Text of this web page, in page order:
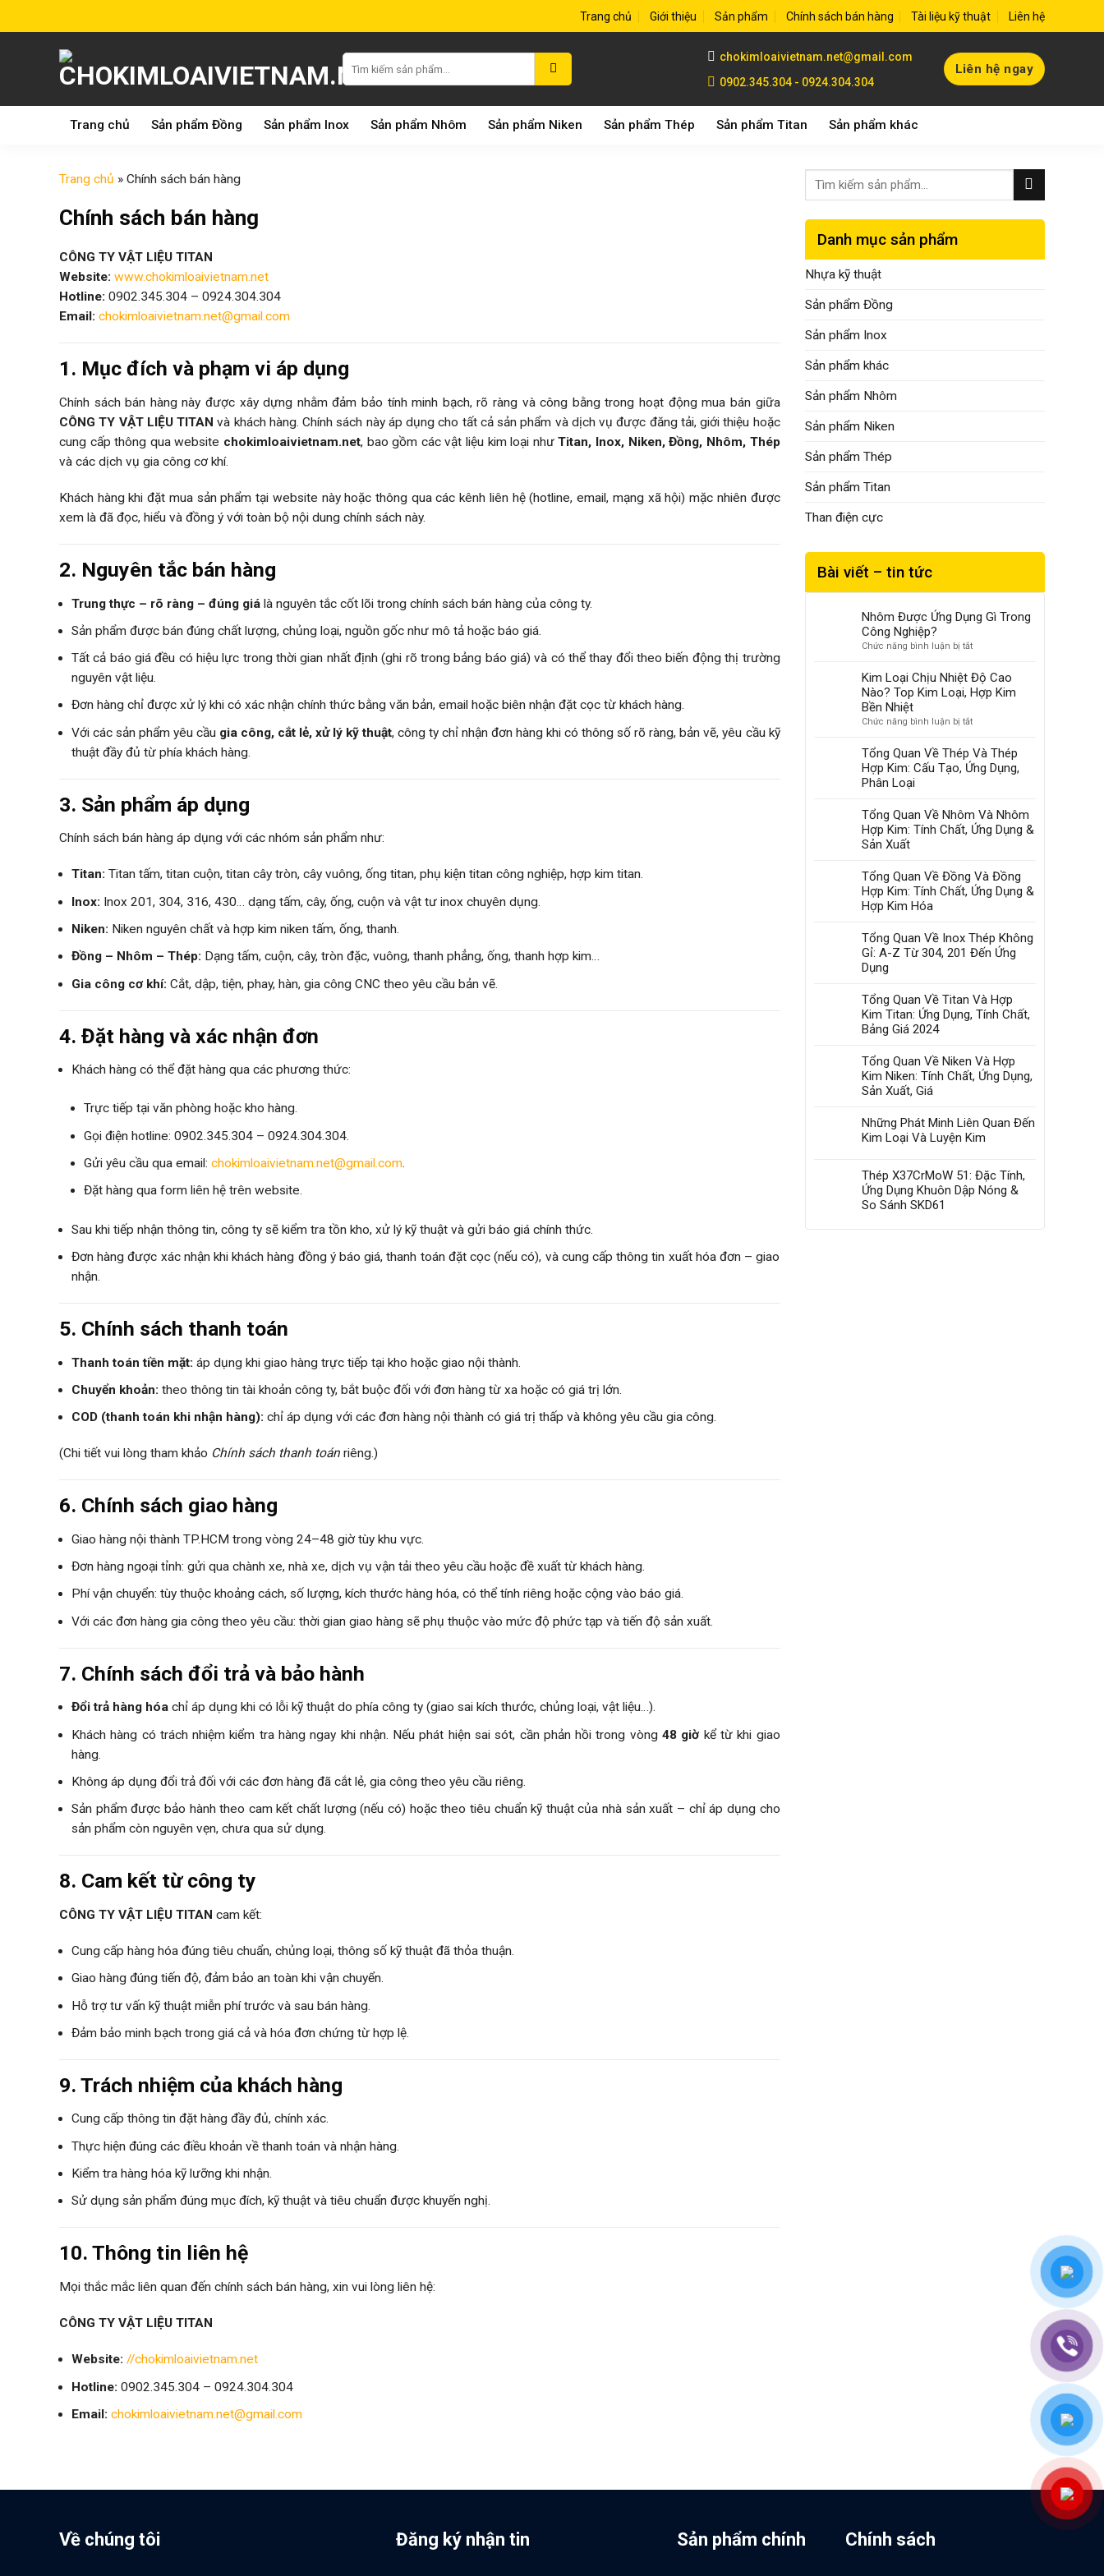
to
Trang chủ Giới thiệu Sản phẩm Chính sách bán hàng Tài liệu kỹ thuật Liên hệ
Tìm
kiếm:
chokimloaivietnam.net@gmail.com
0902.345.304 - 0924.304.304
Liên hệ ngay
Trang chủ Sản phẩm Đồng Sản phẩm Inox Sản phẩm Nhôm Sản phẩm Niken Sản phẩm Thép Sản phẩm Titan Sản phẩm khác
Trang chủ » Chính sách bán hàng
Chính sách bán hàng
CÔNG TY VẬT LIỆU TITAN
Website: www.chokimloaivietnam.net
Hotline: 0902.345.304 – 0924.304.304
Email: chokimloaivietnam.net@gmail.com
1. Mục đích và phạm vi áp dụng
Chính sách bán hàng này được xây dựng nhằm đảm bảo tính minh bạch, rõ ràng và công bằng trong hoạt động mua bán giữa
CÔNG TY VẬT LIỆU TITAN và khách hàng. Chính sách này áp dụng cho tất cả sản phẩm và dịch vụ được đăng tải, giới thiệu hoặc
cung cấp thông qua website chokimloaivietnam.net, bao gồm các vật liệu kim loại nhưTitan, Inox, Niken, Đồng, Nhôm, Thép
và các dịch vụ gia công cơ khí.
Khách hàng khi đặt mua sản phẩm tại website này hoặc thông qua các kênh liên hệ (hotline, email, mạng xã hội) mặc nhiên được
xem là đã đọc, hiểu và đồng ý với toàn bộ nội dung chính sách này.
2. Nguyên tắc bán hàng
Trung thực – rõ ràng – đúng giá là nguyên tắc cốt lõi trong chính sách bán hàng của công ty.
Sản phẩm được bán đúng chất lượng, chủng loại, nguồn gốc như mô tả hoặc báo giá.
Tất cả báo giá đều có hiệu lực trong thời gian nhất định (ghi rõ trong bảng báo giá) và có thể thay đổi theo biến động thị trường
nguyên vật liệu.
Đơn hàng chỉ được xử lý khi có xác nhận chính thức bằng văn bản, email hoặc biên nhận đặt cọc từ khách hàng.
Với các sản phẩm yêu cầu gia công, cắt lẻ, xử lý kỹ thuật, công ty chỉ nhận đơn hàng khi có thông số rõ ràng, bản vẽ, yêu cầu kỹ
thuật đầy đủ từ phía khách hàng.
3. Sản phẩm áp dụng
Chính sách bán hàng áp dụng với các nhóm sản phẩm như:
Titan: Titan tấm, titan cuộn, titan cây tròn, cây vuông, ống titan, phụ kiện titan công nghiệp, hợp kim titan.
Inox: Inox 201, 304, 316, 430… dạng tấm, cây, ống, cuộn và vật tư inox chuyên dụng.
Niken: Niken nguyên chất và hợp kim niken tấm, ống, thanh.
Đồng – Nhôm – Thép: Dạng tấm, cuộn, cây, tròn đặc, vuông, thanh phẳng, ống, thanh hợp kim…
Gia công cơ khí: Cắt, dập, tiện, phay, hàn, gia công CNC theo yêu cầu bản vẽ.
4. Đặt hàng và xác nhận đơn
Khách hàng có thể đặt hàng qua các phương thức:
Trực tiếp tại văn phòng hoặc kho hàng.
Gọi điện hotline: 0902.345.304 – 0924.304.304.
Gửi yêu cầu qua email: chokimloaivietnam.net@gmail.com.
Đặt hàng qua form liên hệ trên website.
Sau khi tiếp nhận thông tin, công ty sẽ kiểm tra tồn kho, xử lý kỹ thuật và gửi báo giá chính thức.
Đơn hàng được xác nhận khi khách hàng đồng ý báo giá, thanh toán đặt cọc (nếu có), và cung cấp thông tin xuất hóa đơn – giao
nhận.
5. Chính sách thanh toán
Thanh toán tiền mặt: áp dụng khi giao hàng trực tiếp tại kho hoặc giao nội thành.
Chuyển khoản: theo thông tin tài khoản công ty, bắt buộc đối với đơn hàng từ xa hoặc có giá trị lớn.
COD (thanh toán khi nhận hàng): chỉ áp dụng với các đơn hàng nội thành có giá trị thấp và không yêu cầu gia công.
(Chi tiết vui lòng tham khảo Chính sách thanh toán riêng.)
6. Chính sách giao hàng
Giao hàng nội thành TP.HCM trong vòng 24–48 giờ tùy khu vực.
Đơn hàng ngoại tỉnh: gửi qua chành xe, nhà xe, dịch vụ vận tải theo yêu cầu hoặc đề xuất từ khách hàng.
Phí vận chuyển: tùy thuộc khoảng cách, số lượng, kích thước hàng hóa, có thể tính riêng hoặc cộng vào báo giá.
Với các đơn hàng gia công theo yêu cầu: thời gian giao hàng sẽ phụ thuộc vào mức độ phức tạp và tiến độ sản xuất.
7. Chính sách đổi trả và bảo hành
Đổi trả hàng hóa chỉ áp dụng khi có lỗi kỹ thuật do phía công ty (giao sai kích thước, chủng loại, vật liệu…).
Khách hàng có trách nhiệm kiểm tra hàng ngay khi nhận. Nếu phát hiện sai sót, cần phản hồi trong vòng48 giờ kể từ khi giao
hàng.
Không áp dụng đổi trả đối với các đơn hàng đã cắt lẻ, gia công theo yêu cầu riêng.
Sản phẩm được bảo hành theo cam kết chất lượng (nếu có) hoặc theo tiêu chuẩn kỹ thuật của nhà sản xuất – chỉ áp dụng cho
sản phẩm còn nguyên vẹn, chưa qua sử dụng.
8. Cam kết từ công ty
CÔNG TY VẬT LIỆU TITAN cam kết:
Cung cấp hàng hóa đúng tiêu chuẩn, chủng loại, thông số kỹ thuật đã thỏa thuận.
Giao hàng đúng tiến độ, đảm bảo an toàn khi vận chuyển.
Hỗ trợ tư vấn kỹ thuật miễn phí trước và sau bán hàng.
Đảm bảo minh bạch trong giá cả và hóa đơn chứng từ hợp lệ.
9. Trách nhiệm của khách hàng
Cung cấp thông tin đặt hàng đầy đủ, chính xác.
Thực hiện đúng các điều khoản về thanh toán và nhận hàng.
Kiểm tra hàng hóa kỹ lưỡng khi nhận.
Sử dụng sản phẩm đúng mục đích, kỹ thuật và tiêu chuẩn được khuyến nghị.
10. Thông tin liên hệ
Mọi thắc mắc liên quan đến chính sách bán hàng, xin vui lòng liên hệ:
CÔNG TY VẬT LIỆU TITAN
Website: //chokimloaivietnam.net
Hotline: 0902.345.304 – 0924.304.304
Email: chokimloaivietnam.net@gmail.com
Danh mục sản phẩm
Nhựa kỹ thuật
Sản phẩm Đồng
Sản phẩm Inox
Sản phẩm khác
Sản phẩm Nhôm
Sản phẩm Niken
Sản phẩm Thép
Sản phẩm Titan
Than điện cực
Bài viết – tin tức
Nhôm Được Ứng Dụng Gì Trong
Công Nghiệp?
Chức năng bình luận bị tắtở
Được
Ứng
Dụng
Nghiệp?
Kim Loại Chịu Nhiệt Độ Cao
Nào? Top Kim Loại, Hợp Kim
Bền Nhiệt
Chức năng bình luận bị tắtở
Loại
Chịu
Nhiệt
Nào?
Top
Hợp
Kim
Tổng Quan Về Thép Và Thép
Hợp Kim: Cấu Tạo, Ứng Dụng,
Phân Loại
Tổng Quan Về Nhôm Và Nhôm
Hợp Kim: Tính Chất, Ứng Dụng &
Sản Xuất
Tổng Quan Về Đồng Và Đồng
Hợp Kim: Tính Chất, Ứng Dụng &
Hợp Kim Hóa
Tổng Quan Về Inox Thép Không
Gỉ: A-Z Từ 304, 201 Đến Ứng
Dụng
Tổng Quan Về Titan Và Hợp
Kim Titan: Ứng Dụng, Tính Chất,
Bảng Giá 2024
Tổng Quan Về Niken Và Hợp
Kim Niken: Tính Chất, Ứng Dụng,
Sản Xuất, Giá
Những Phát Minh Liên Quan Đến
Kim Loại Và Luyện Kim
Thép X37CrMoW 51: Đặc Tính,
Ứng Dụng Khuôn Dập Nóng &
So Sánh SKD61
Về chúng tôi Đăng ký nhận tin Sản phẩm chính Chính sách